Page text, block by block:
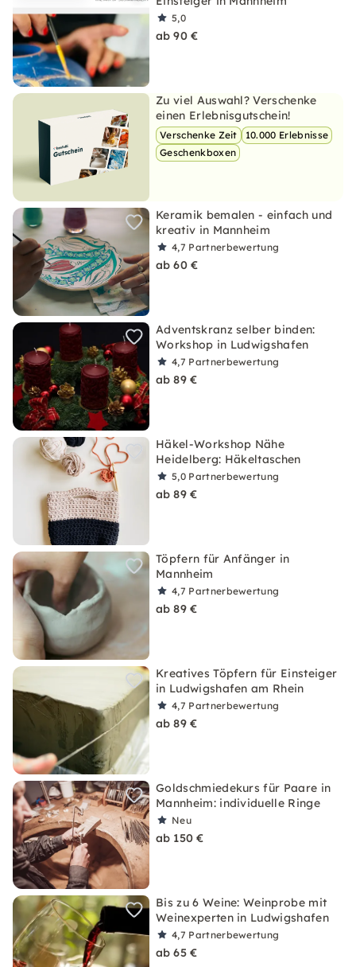
5,0
ab 90 €
Zu viel Auswahl? Verschenke
einen Erlebnisgutschein!
Verschenke Zeit
10.000 Erlebnisse
Geschenkboxen
Keramik bemalen - einfach und
kreativ in Mannheim
4,7 Partnerbewertung
ab 60 €
Adventskranz selber binden:
Workshop in Ludwigshafen
4,7 Partnerbewertung
ab 89 €
Häkel-Workshop Nähe
Heidelberg: Häkeltaschen
5,0 Partnerbewertung
ab 89 €
Töpfern für Anfänger in
Mannheim
4,7 Partnerbewertung
ab 89 €
Kreatives Töpfern für Einsteiger
in Ludwigshafen am Rhein
4,7 Partnerbewertung
ab 89 €
Goldschmiedekurs für Paare in
Mannheim: individuelle Ringe
Neu
ab 150 €
Bis zu 6 Weine: Weinprobe mit
Weinexperten in Ludwigshafen
4,7 Partnerbewertung
ab 65 €